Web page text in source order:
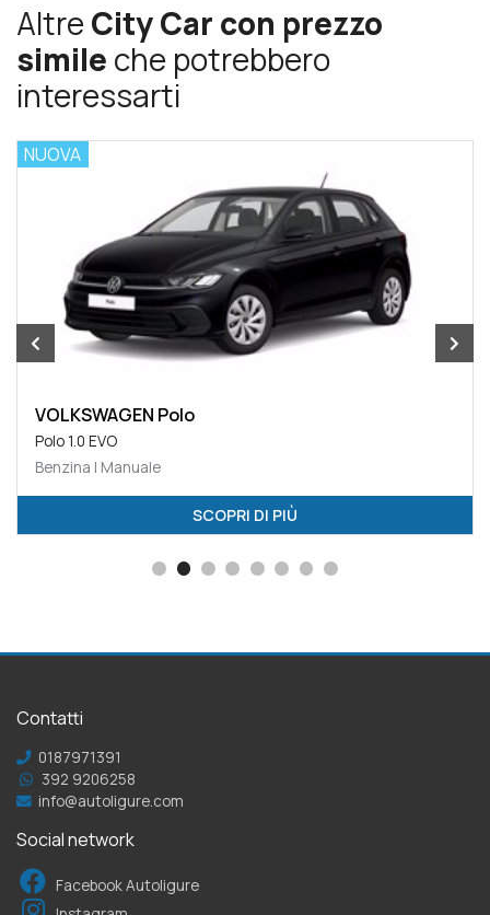
AltreCity Car con prezzo
simile che potrebbero
interessarti
NUOVA
VOLKSWAGEN Polo
Polo 1.0 EVO
Benzina | Manuale
SCOPRI DI PIÙ
Contatti
0187971391
392 9206258
info@autoligure.com
Social network
Facebook Autoligure